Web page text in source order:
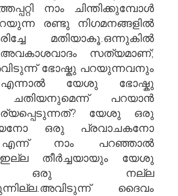
നാം ചിന്തിക്കുമ്പോള്‍
രണ്ടു നിഗമനങ്ങളില്‍
മതിയാകൂ.ഒന്നുകില്‍
സത്യമാണ്;
ഭോഷ്കു പറയുന്നവനും
യേശു ഭോഷ്കു
ചതിയനുമെന്ന് പറയാന്‍
യേശു ഒരു
ഒരു പ്രവാചകനോ
നാം പറഞ്ഞാ‌ല്‍
തീ‍ര്‍ച്ചയായും യേശു
ഒരു നല്ല
ദൈവം